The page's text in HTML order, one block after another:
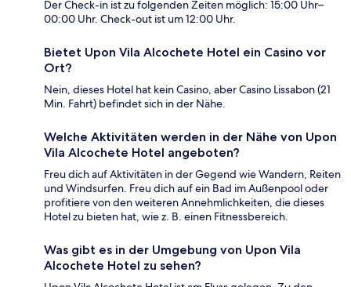
Der Check-in ist zu folgenden Zeiten möglich: 15:00 Uhr–
00:00 Uhr. Check-out ist um 12:00 Uhr.
Bietet Upon Vila Alcochete Hotel ein Casino vor
Ort?
Nein, dieses Hotel hat kein Casino, aber Casino Lissabon (21
Min. Fahrt) befindet sich in der Nähe.
Welche Aktivitäten werden in der Nähe von Upon
Vila Alcochete Hotel angeboten?
Freu dich auf Aktivitäten in der Gegend wie Wandern, Reiten
und Windsurfen. Freu dich auf ein Bad im Außenpool oder
profitiere von den weiteren Annehmlichkeiten, die dieses
Hotel zu bieten hat, wie z. B. einen Fitnessbereich.
Was gibt es in der Umgebung von Upon Vila
Alcochete Hotel zu sehen?